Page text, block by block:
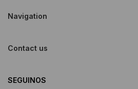
Navigation
Contact us
SEGUINOS